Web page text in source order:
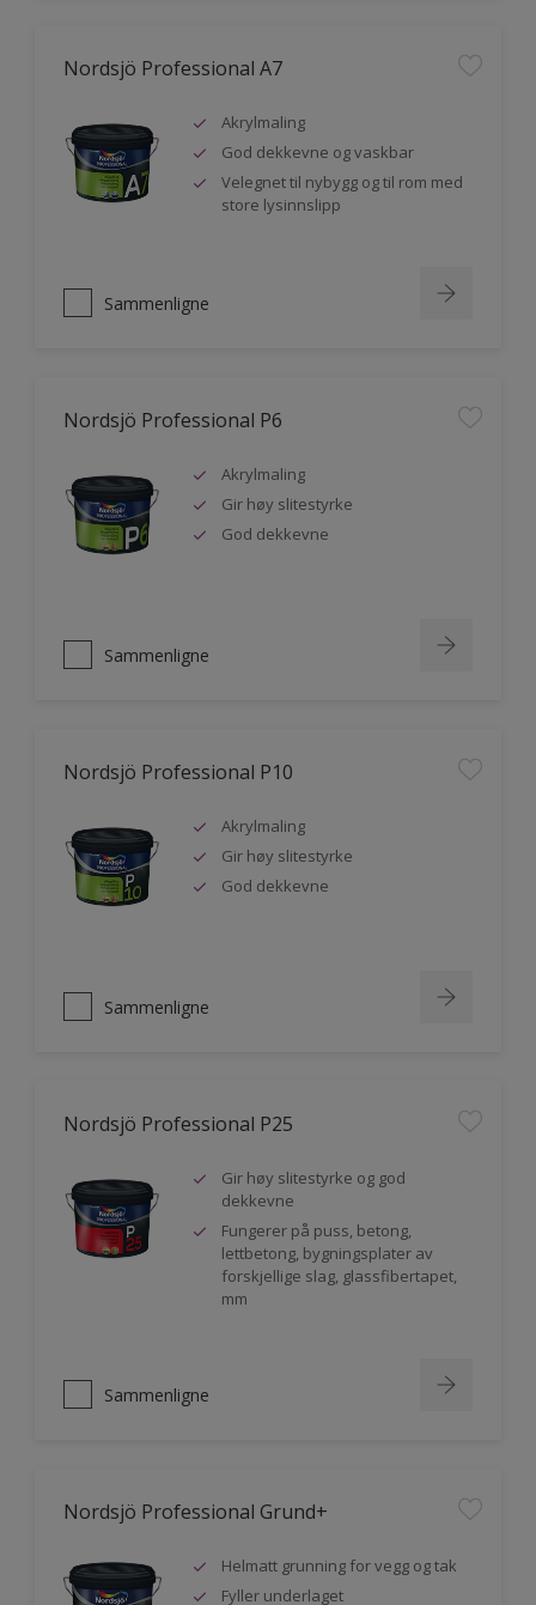
Nordsjö Professional A7
Akrylmaling
God dekkevne og vaskbar
Velegnet til nybygg og til rom med
store lysinnslipp
Sammenligne
Nordsjö Professional P6
Akrylmaling
Gir høy slitestyrke
God dekkevne
Sammenligne
Nordsjö Professional P10
Akrylmaling
Gir høy slitestyrke
God dekkevne
Sammenligne
Nordsjö Professional P25
Gir høy slitestyrke og god
dekkevne
Fungerer på puss, betong,
lettbetong, bygningsplater av
forskjellige slag, glassfibertapet,
mm
Sammenligne
Nordsjö Professional Grund+
Helmatt grunning for vegg og tak
Fyller underlaget